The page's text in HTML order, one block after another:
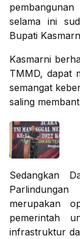
selama ini
Bupati
Kasmarni
TMMD, dapat
semangat
saling
Sedangkan
merupakan
pemerintah
infrastruktur